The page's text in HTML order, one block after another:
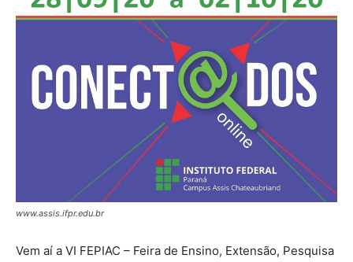
www.assis.ifpr.edu.br
Vem aí a VI FEPIAC – Feira de Ensino, Extensão, Pesquisa